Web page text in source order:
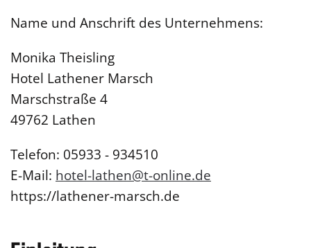
Name und Anschrift des Unternehmens:
Monika Theisling
Hotel Lathener Marsch
Marschstraße 4
49762 Lathen
Telefon: 05933 - 934510
E-Mail: hotel-lathen@t-online.de
https://lathener-marsch.de